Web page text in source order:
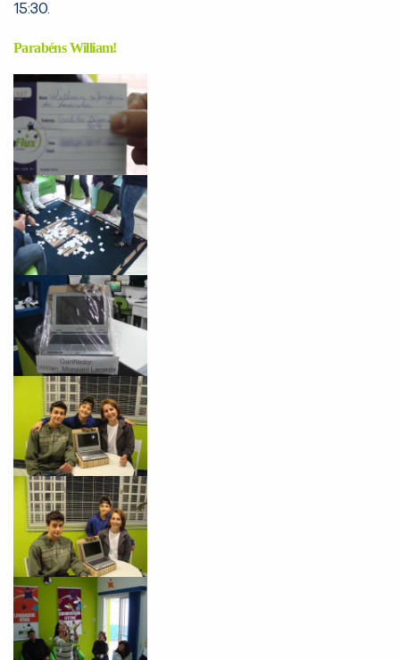
15:30.
Parabéns William!
Preencha com seus dados abaixo e
já vamos te colocar em contato
Você é aluno inFlux?
Sim